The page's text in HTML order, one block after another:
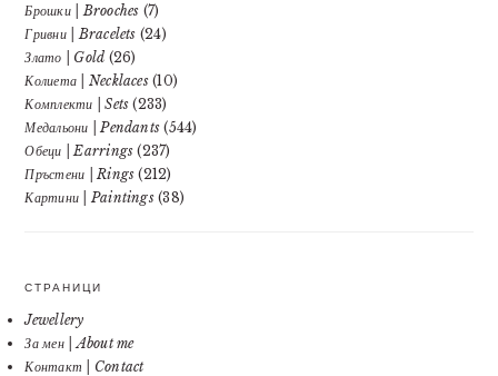
Брошки | Brooches (7)
Гривни | Bracelets (24)
Злато | Gold (26)
Колиета | Necklaces(10)
Комплекти | Sets (233)
Медальони | Pendants (544)
Обеци | Earrings (237)
Пръстени | Rings (212)
Картини | Paintings(38)
СТРАНИЦИ
Jewellery
За мен | About me
Контакт | Contact